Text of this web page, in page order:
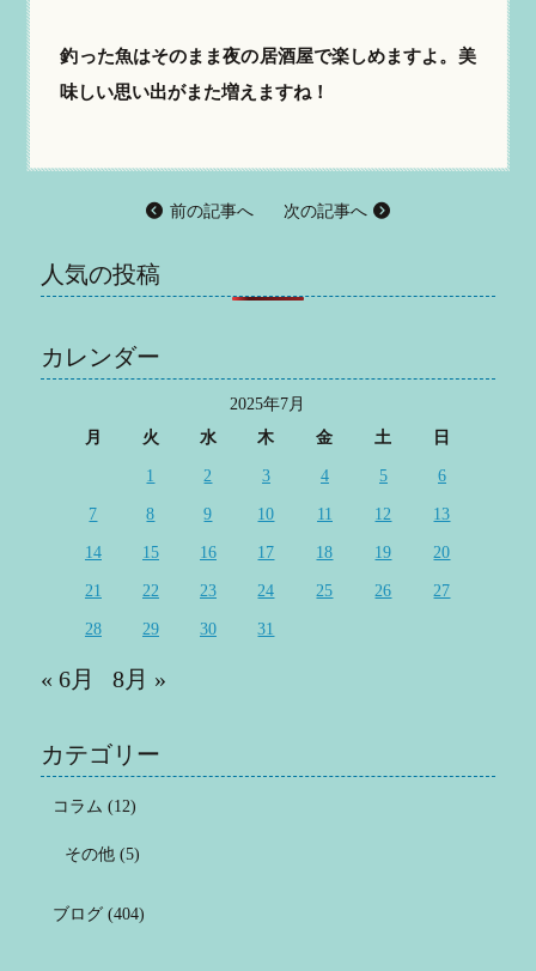
釣った魚はそのまま夜の居酒屋で楽しめますよ。美
味しい思い出がまた増えますね！
前の記事へ 次の記事へ
人気の投稿
カレンダー
2025年7月
月
火 水 木 金 土 日
1 2 3 4 5 6
7 8 9 10 11 12 13
14 15 16 17 18 19 20
21 22 23 24 25 26 27
28 29 30 31
« 6月 8月 »
カテゴリー
コラム (12)
その他(5)
ブログ(404)